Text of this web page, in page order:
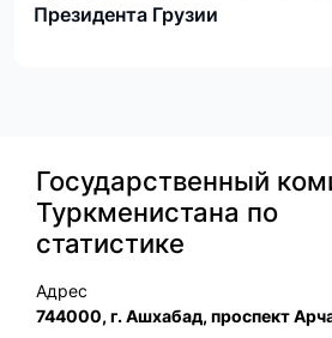
Президента Грузии
Государственный
Туркменистана по
статистике
Адрес
744000, г. Ашхабад, проспект